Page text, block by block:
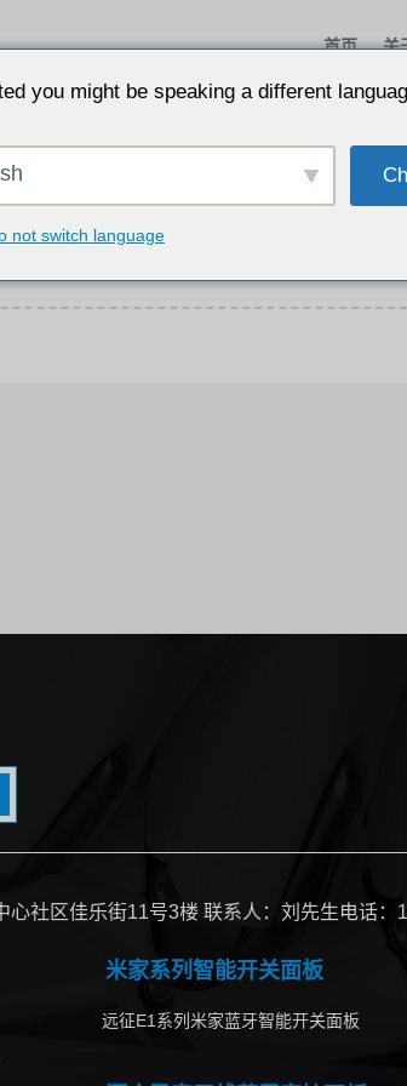
首页 关
社区佳乐街11号3楼 联系人：刘先生电话：
米家系列智能开关面板
远征E1系列米家蓝牙智能开关面板
you might be speaking a different
not switch language